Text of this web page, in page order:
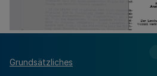
Grundsätzliches